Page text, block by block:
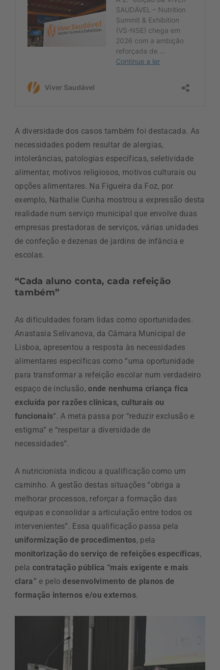
A diversidade dos casos também foi destacada. As
necessidades podem resultar de alergias,
intolerâncias, patologias específicas, seletividade
alimentar, motivos religiosos, motivos culturais ou
opções alimentares. Na Figueira da Foz, por
exemplo, Nathalie Cunha mostrou a expressão desta
realidade num serviço municipal que envolve duas
empresas prestadoras de serviços, várias unidades
de confeção e dezenas de jardins de infância e
escolas.
“Cada aluno conta, cada refeição
também”
As dificuldades foram lidas como oportunidades.
Anastasia Selivanova, da Câmara Municipal de
Lisboa, apresentou a resposta às necessidades
alimentares específicas como “uma oportunidade
para transformar a refeição escolar num verdadeiro
espaço de inclusão,onde nenhuma criança fica
excluída por razões clínicas, culturais ou
funcionais”. A meta passa por “reduzir exclusão e
estigma” e “respeitar a diversidade de
necessidades”.
A nutricionista indicou a qualificação como um
caminho. A gestão destas situações “obriga a
melhorar processos, reforçar a formação das
equipas e consolidar a articulação entre todos os
intervenientes”. Essa qualificação passa pela
uniformização de procedimentos, pela
monitorização do serviço de refeições específicas,
pela contratação pública “mais exigente e mais
clara” e pelodesenvolvimento de planos de
formação internos e/ou externos.